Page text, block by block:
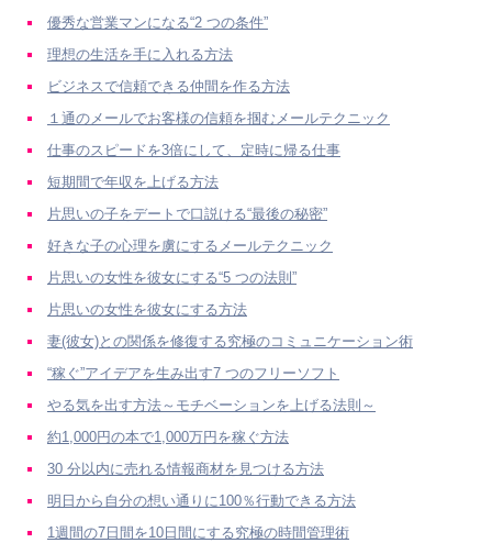
優秀な営業マンになる“2 つの条件”
理想の生活を手に入れる方法
ビジネスで信頼できる仲間を作る方法
１通のメールでお客様の信頼を掴むメールテクニック
仕事のスピードを3倍にして、定時に帰る仕事
短期間で年収を上げる方法
片思いの子をデートで口説ける“最後の秘密”
好きな子の心理を虜にするメールテクニック
片思いの女性を彼女にする“5 つの法則”
片思いの女性を彼女にする方法
妻(彼女)との関係を修復する究極のコミュニケーション術
“稼ぐ”アイデアを生み出す7 つのフリーソフト
やる気を出す方法～モチベーションを上げる法則～
約1,000円の本で1,000万円を稼ぐ方法
30 分以内に売れる情報商材を見つける方法
明日から自分の想い通りに100％行動できる方法
1週間の7日間を10日間にする究極の時間管理術